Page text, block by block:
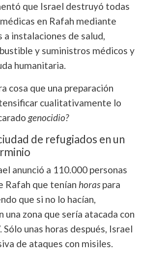
que Israel destruyó todas
en Rafah mediante
instalaciones de salud,
y suministros médicos y
humanitaria.
cosa que una preparación
cualitativamente lo
genocidio?
de refugiados en un
anunció a 110.000 personas
Rafah que tenían horaspara
que si no lo hacían,
una zona que sería atacada con
Sólo unas horas después, Israel
de ataques con misiles.